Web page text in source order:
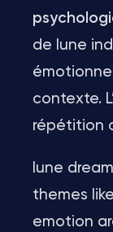
de lune
contexte.
répétition
lune
themes
emotion